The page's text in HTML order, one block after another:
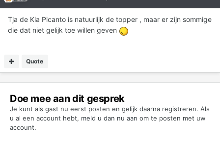
Tja de Kia Picanto is natuurlijk de topper , maar er zijn sommige
die dat niet gelijk toe willen geven
Quote
Doe mee aan dit gesprek
Je kunt als gast nu eerst posten en gelijk daarna registreren. Als
u al een account hebt, meld u dan nu aan om te posten met uw
account.